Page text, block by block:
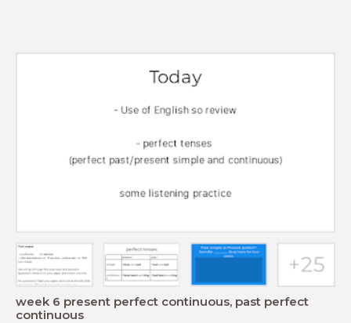
week 6 present perfect continuous, past perfect
continuous